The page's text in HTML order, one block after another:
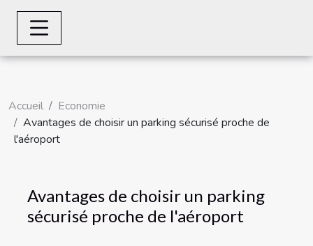
Accueil
Economie
Avantages de choisir un parking sécurisé proche de
l'aéroport
Avantages de choisir un parking
sécurisé proche de l'aéroport